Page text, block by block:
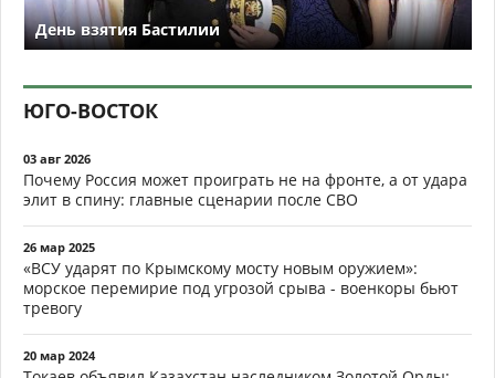
День взятия Бастилии
ЮГО-ВОСТОК
03 авг 2026
Почему Россия может проиграть не на фронте, а от удара
элит в спину: главные сценарии после СВО
26 мар 2025
«ВСУ ударят по Крымскому мосту новым оружием»:
морское перемирие под угрозой срыва - военкоры бьют
тревогу
20 мар 2024